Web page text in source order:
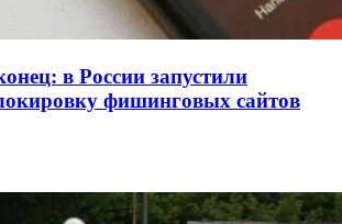
в России запустили
фишинговых сайтов